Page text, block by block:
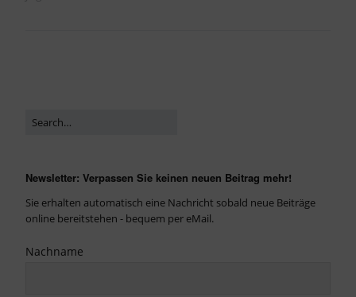
Newsletter: Verpassen Sie keinen neuen Beitrag mehr!
Sie erhalten automatisch eine Nachricht sobald neue Beiträge
online bereitstehen - bequem per eMail.
Nachname